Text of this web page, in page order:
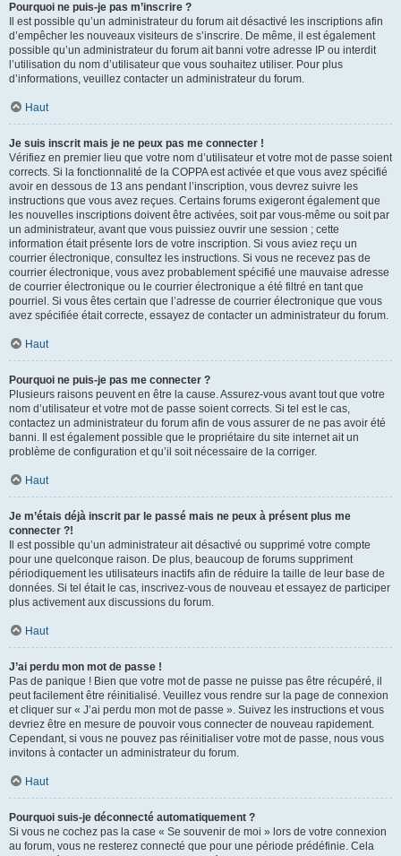
Pourquoi ne puis-je pas m’inscrire ?
Il est possible qu’un administrateur du forum ait désactivé les inscriptions afin
d’empêcher les nouveaux visiteurs de s’inscrire. De même, il est également
possible qu’un administrateur du forum ait banni votre adresse IP ou interdit
l’utilisation du nom d’utilisateur que vous souhaitez utiliser. Pour plus
d’informations, veuillez contacter un administrateur du forum.
Haut
Je suis inscrit mais je ne peux pas me connecter !
Vérifiez en premier lieu que votre nom d’utilisateur et votre mot de passe soient
corrects. Si la fonctionnalité de la COPPA est activée et que vous avez spécifié
avoir en dessous de 13 ans pendant l’inscription, vous devrez suivre les
instructions que vous avez reçues. Certains forums exigeront également que
les nouvelles inscriptions doivent être activées, soit par vous-même ou soit par
un administrateur, avant que vous puissiez ouvrir une session ; cette
information était présente lors de votre inscription. Si vous aviez reçu un
courrier électronique, consultez les instructions. Si vous ne recevez pas de
courrier électronique, vous avez probablement spécifié une mauvaise adresse
de courrier électronique ou le courrier électronique a été filtré en tant que
pourriel. Si vous êtes certain que l’adresse de courrier électronique que vous
avez spécifiée était correcte, essayez de contacter un administrateur du forum.
Haut
Pourquoi ne puis-je pas me connecter ?
Plusieurs raisons peuvent en être la cause. Assurez-vous avant tout que votre
nom d’utilisateur et votre mot de passe soient corrects. Si tel est le cas,
contactez un administrateur du forum afin de vous assurer de ne pas avoir été
banni. Il est également possible que le propriétaire du site internet ait un
problème de configuration et qu’il soit nécessaire de la corriger.
Haut
Je m’étais déjà inscrit par le passé mais ne peux à présent plus me
connecter ?!
Il est possible qu’un administrateur ait désactivé ou supprimé votre compte
pour une quelconque raison. De plus, beaucoup de forums suppriment
périodiquement les utilisateurs inactifs afin de réduire la taille de leur base de
données. Si tel était le cas, inscrivez-vous de nouveau et essayez de participer
plus activement aux discussions du forum.
Haut
J’ai perdu mon mot de passe !
Pas de panique ! Bien que votre mot de passe ne puisse pas être récupéré, il
peut facilement être réinitialisé. Veuillez vous rendre sur la page de connexion
et cliquer sur « J’ai perdu mon mot de passe ». Suivez les instructions et vous
devriez être en mesure de pouvoir vous connecter de nouveau rapidement.
Cependant, si vous ne pouvez pas réinitialiser votre mot de passe, nous vous
invitons à contacter un administrateur du forum.
Haut
Pourquoi suis-je déconnecté automatiquement ?
Si vous ne cochez pas la case « Se souvenir de moi » lors de votre connexion
au forum, vous ne resterez connecté que pour une période prédéfinie. Cela